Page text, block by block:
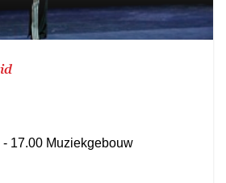
17.00 Muziekgebouw